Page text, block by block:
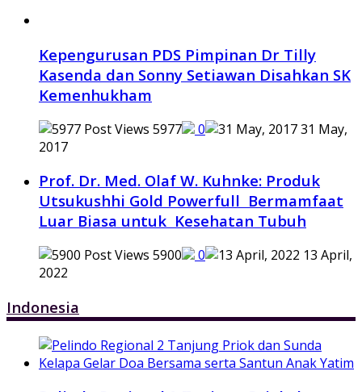
Kepengurusan PDS Pimpinan Dr Tilly
Kasenda dan Sonny Setiawan Disahkan SK
Kemenhukham
5977 0
31 May,
2017
Prof. Dr. Med. Olaf W. Kuhnke: Produk
Utsukushhi Gold Powerfull Bermamfaat
Luar Biasa untuk Kesehatan Tubuh
5900 0
13 April,
2022
Indonesia